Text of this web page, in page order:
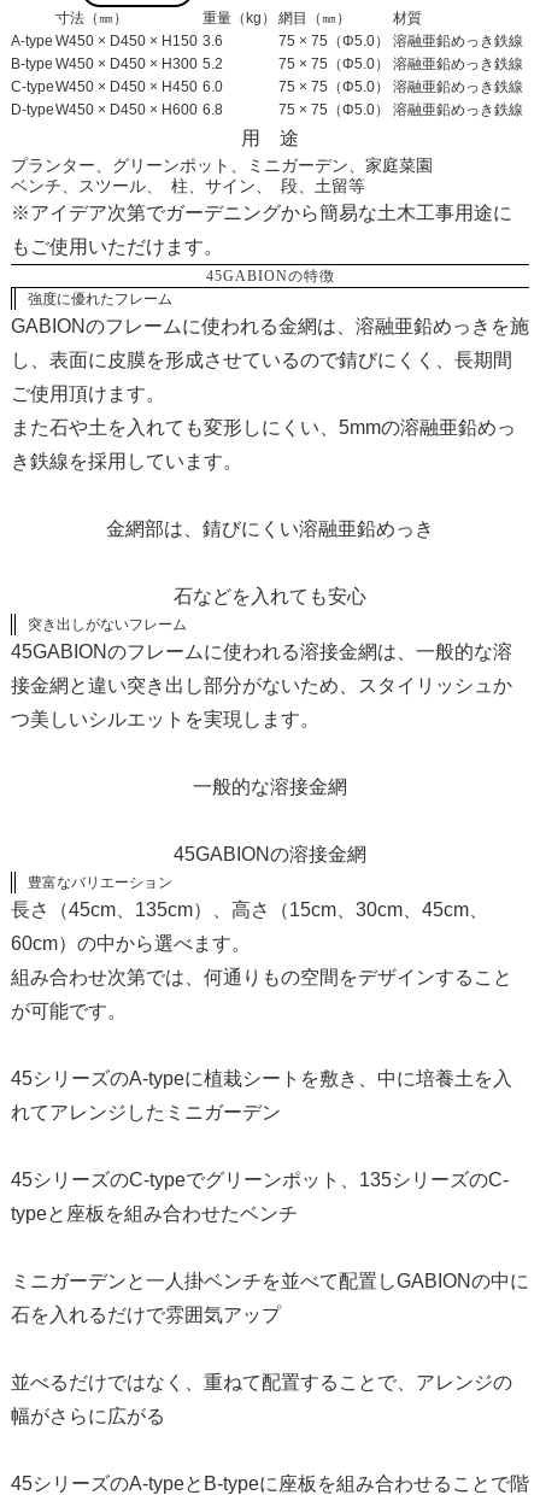
寸法（㎜）
重量（kg） 網目（㎜）
材質
A-type W450 × D450 × H150 3.6 75 × 75（Φ5.0）
溶融亜鉛めっき鉄線
B-type W450 × D450 × H300 5.2 75 × 75（Φ5.0）
溶融亜鉛めっき鉄線
C-typeW450 × D450 × H450 6.0 75 × 75（Φ5.0）
溶融亜鉛めっき鉄線
D-typeW450 × D450 × H600 6.8 75 × 75（Φ5.0） 溶融亜鉛めっき鉄線
用 途
プランター、グリーンポット、ミニガーデン、家庭菜園
ベンチ、スツール、 柱、サイン、 段、土留等
※アイデア次第でガーデニングから簡易な土木工事用途に
もご使用いただけます。
45GABIONの特徴
強度に優れたフレーム
GABIONのフレームに使われる金網は、溶融亜鉛めっきを施
し、表面に皮膜を形成させているので錆びにくく、長期間
ご使用頂けます。
また石や土を入れても変形しにくい、5mmの溶融亜鉛めっ
き鉄線を採用しています。
金網部は、錆びにくい溶融亜鉛めっき
石などを入れても安心
突き出しがないフレーム
45GABIONのフレームに使われる溶接金網は、一般的な溶
接金網と違い突き出し部分がないため、スタイリッシュか
つ美しいシルエットを実現します。
一般的な溶接金網
45GABIONの溶接金網
豊富なバリエーション
長さ（45cm、135cm）、高さ（15cm、30cm、45cm、
60cm）の中から選べます。
組み合わせ次第では、何通りもの空間をデザインすること
が可能です。
45シリーズのA-typeに植栽シートを敷き、中に培養土を入
れてアレンジしたミニガーデン
45シリーズのC-typeでグリーンポット、135シリーズのC-
typeと座板を組み合わせたベンチ
ミニガーデンと一人掛ベンチを並べて配置しGABIONの中に
石を入れるだけで雰囲気アップ
並べるだけではなく、重ねて配置することで、アレンジの
幅がさらに広がる
45シリーズのA-typeとB-typeに座板を組み合わせることで階